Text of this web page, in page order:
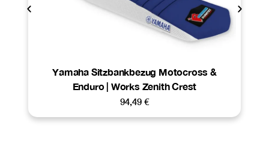
Yamaha Sitzbankbezug Motocross &
Enduro | Works Zenith Crest
94,49 €